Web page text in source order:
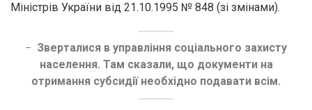
Міністрів України від 21.10.1995 № 848 (зі змінами).
− Зверталися в управління соціального захисту
населення. Там сказали, що документи на
отримання субсидії необхідно подавати всім.